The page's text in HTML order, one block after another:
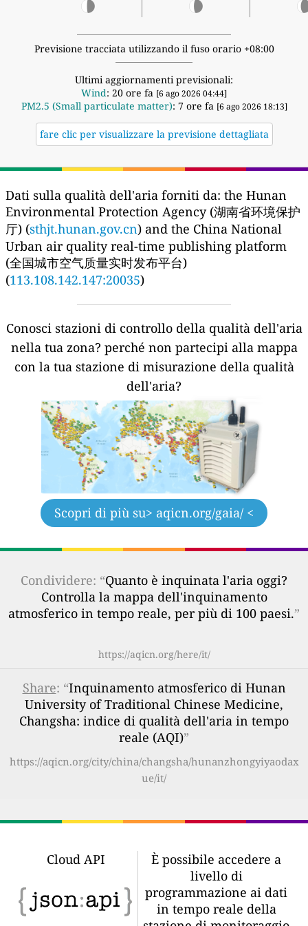
Previsione tracciata utilizzando il fuso orario +08:00
Ultimi aggiornamenti previsionali:
Wind: 20 ore fa [6 ago 2026 04:44]
PM2.5 (Small particulate matter): 7 ore fa [6 ago 2026 18:13]
fare clic per visualizzare la previsione dettagliata
Dati sulla qualità dell'aria forniti da: the Hunan
Environmental Protection Agency (湖南省环境保护
厅) (sthjt.hunan.gov.cn) and the China National
Urban air quality real-time publishing platform
(全国城市空气质量实时发布平台)
(113.108.142.147:20035)
Conosci stazioni di controllo della qualità dell'aria
nella tua zona? perché non partecipi alla mappa
con la tua stazione di misurazione della qualità
dell'aria?
Scopri di più su> aqicn.org/gaia/ <
Condividere: “Quanto è inquinata l'aria oggi?
Controlla la mappa dell'inquinamento
atmosferico in tempo reale, per più di 100 paesi.”
https://aqicn.org/here/it/
Share: “Inquinamento atmosferico di Hunan
University of Traditional Chinese Medicine,
Changsha: indice di qualità dell'aria in tempo
reale (AQI)”
https://aqicn.org/city/china/changsha/hunanzhongyiyaodax
ue/it/
Cloud API
È possibile accedere a
livello di
programmazione ai dati
in tempo reale della